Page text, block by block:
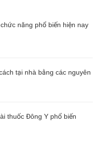
năng phổ biến hiện nay
tại nhà bằng các nguyên
thuốc Đông Y phổ biến